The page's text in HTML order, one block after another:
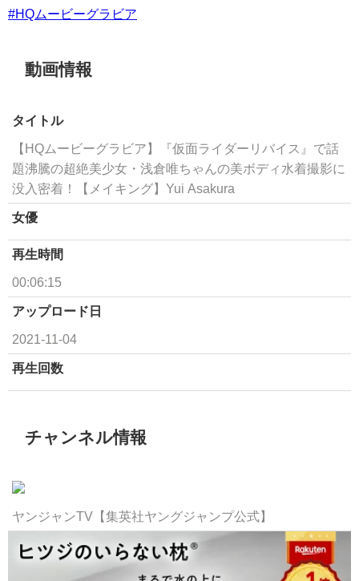
#HQムービーグラビア
動画情報
タイトル
【HQムービーグラビア】『仮面ライダーリバイス』で話
題沸騰の超絶美少女・浅倉唯ちゃんの美ボディ水着撮影に
没入密着！【メイキング】Yui Asakura
女優
再生時間
00:06:15
アップロード日
2021-11-04
再生回数
チャンネル情報
ヤンジャンTV【集英社ヤングジャンプ公式】